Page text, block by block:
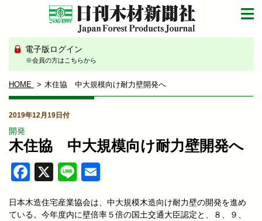
電子版ログイン
※会員の方はこちらから
HOME 木住協 中大規模向け耐力壁開発へ
2019年12月19日付
開発
木住協 中大規模向け耐力壁開発へ
Facebook
X Line
日本木造住宅産業協会は、中大規模木造向け耐力壁の開発を進め
ている。今年度内に壁倍率５倍の国土交通大臣認定と、８、９、